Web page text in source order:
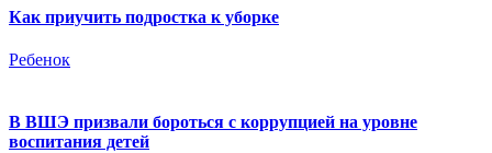
Как приучить подростка к уборке
Ребенок
В ВШЭ призвали бороться с коррупцией на уровне
воспитания детей